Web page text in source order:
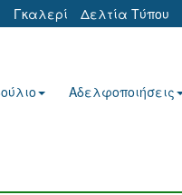
Γκαλερί Δελτία Τύπου
Αδελφοποιήσεις